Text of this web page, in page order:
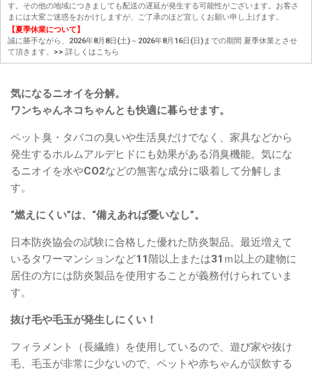
す。その他の地域につきましても配送の遅延が発生する可能性がございます。お客さ
まには大変ご迷惑をおかけしますが、ご了承のほど宜しくお願い申し上げます。
【夏季休業について】
誠に勝手ながら、2026年8月8日(土)～2026年8月16日(日)までの期間 夏季休業とさせ
て頂きます。 >> 詳しくはこちら
気になるニオイを分解。
ワンちゃんネコちゃんとも快適に暮らせます。
ペット臭・タバコの臭いや生活臭だけでなく、家具などから
発生するホルムアルデヒドにも効果がある消臭機能。気にな
るニオイを水やCO2などの無害な成分に吸着して分解しま
す。
“燃えにくい”は、“備えあれば憂いなし”。
日本防炎協会の試験に合格した優れた防炎製品。最近増えて
いるタワーマンションなど11階以上または31ｍ以上の建物に
居住の方には防炎製品を使用することが義務付けられていま
す。
抜け毛や毛玉が発生しにくい！
フィラメント（長繊維）を使用しているので、遊び家や抜け
毛、毛玉が非常に少ないので、ペットや赤ちゃんが誤飲する